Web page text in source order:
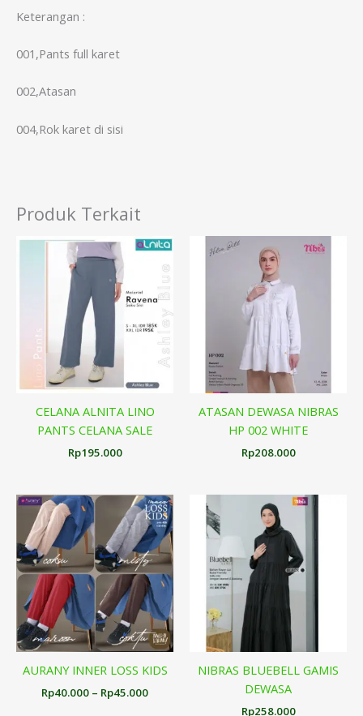
Keterangan :
001,Pants full karet
002,Atasan
004,Rok karet di sisi
Produk Terkait
CELANA ALNITA LINO
PANTS CELANA SALE
Rp195.000
ATASAN DEWASA NIBRAS
HP 002 WHITE
Rp208.000
AURANY INNER LOSS KIDS
Rp40.000 – Rp45.000
Rentang
harga:
Rp40.000
hingga
Rp45.000
NIBRAS BLUEBELL GAMIS
DEWASA
Rp258.000